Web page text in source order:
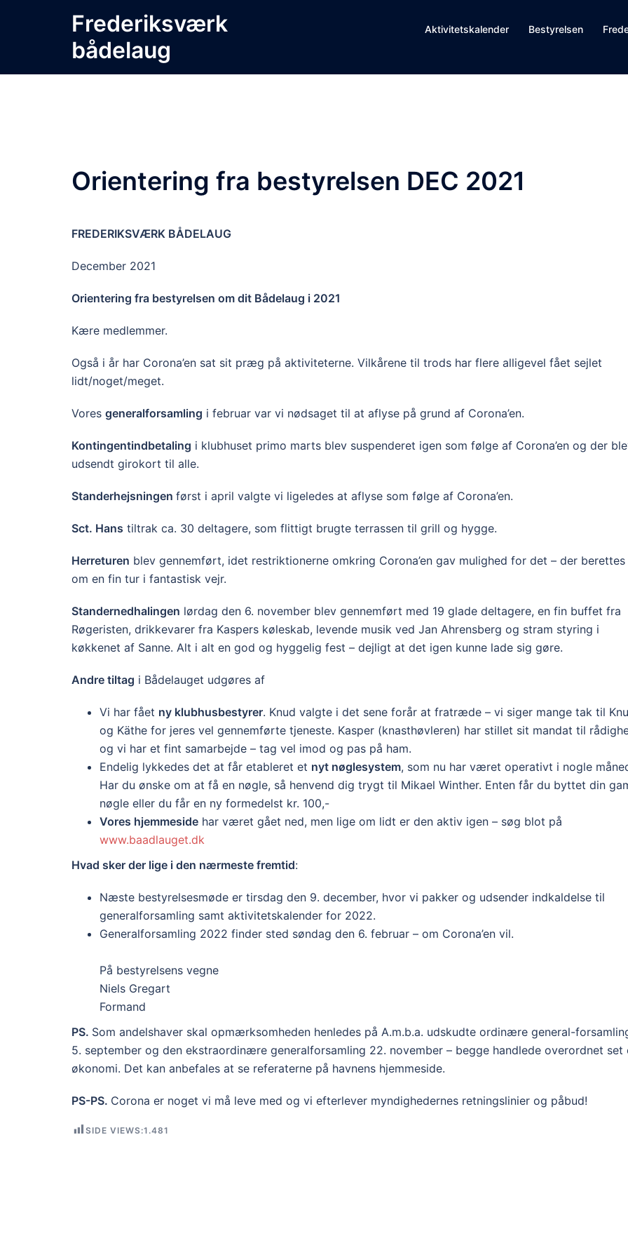
Frederiksværk
bådelaug
Aktivitetskalender Bestyrelsen
Orientering fra bestyrelsen DEC 2021
FREDERIKSVÆRK BÅDELAUG
December 2021
Orientering fra bestyrelsen om dit Bådelaug i 2021
Kære medlemmer.
Også i år har Corona’en sat sit præg på aktiviteterne. Vilkårene til trods har flere alligevel fået sejlet
lidt/noget/meget.
Vores generalforsamling i februar var vi nødsaget til at aflyse på grund af Corona’en.
Kontingentindbetaling i klubhuset primo marts blev suspenderet igen som følge af Corona’en og der
udsendt girokort til alle.
Standerhejsningen først i april valgte vi ligeledes at aflyse som følge af Corona’en.
Sct. Hans tiltrak ca. 30 deltagere, som flittigt brugte terrassen til grill og hygge.
Herreturen blev gennemført, idet restriktionerne omkring Corona’en gav mulighed for det – der berettes
om en fin tur i fantastisk vejr.
Standernedhalingen lørdag den 6. november blev gennemført med 19 glade deltagere, en fin buffet fra
Røgeristen, drikkevarer fra Kaspers køleskab, levende musik ved Jan Ahrensberg og stram styring i
køkkenet af Sanne. Alt i alt en god og hyggelig fest – dejligt at det igen kunne lade sig gøre.
Andre tiltag i Bådelauget udgøres af
Vi har fået ny klubhusbestyrer. Knud valgte i det sene forår at fratræde – vi siger mange tak til
og Käthe for jeres vel gennemførte tjeneste. Kasper (knasthøvleren) har stillet sit mandat til
og vi har et fint samarbejde – tag vel imod og pas på ham.
Endelig lykkedes det at får etableret et nyt nøglesystem, som nu har været operativt i nogle
Har du ønske om at få en nøgle, så henvend dig trygt til Mikael Winther. Enten får du byttet din
nøgle eller du får en ny formedelst kr. 100,-
Vores hjemmeside har været gået ned, men lige om lidt er den aktiv igen – søg blot på
www.baadlauget.dk
Hvad sker der lige i den nærmeste fremtid:
Næste bestyrelsesmøde er tirsdag den 9. december, hvor vi pakker og udsender indkaldelse til
generalforsamling samt aktivitetskalender for 2022.
Generalforsamling 2022 finder sted søndag den 6. februar – om Corona’en vil.
På bestyrelsens vegne
Niels Gregart
Formand
PS. Som andelshaver skal opmærksomheden henledes på A.m.b.a. udskudte ordinære general-
5. september og den ekstraordinære generalforsamling 22. november – begge handlede overordnet set
økonomi. Det kan anbefales at se referaterne på havnens hjemmeside.
PS-PS. Corona er noget vi må leve med og vi efterlever myndighedernes retningslinier og påbud!
SIDE VIEWS:1.481